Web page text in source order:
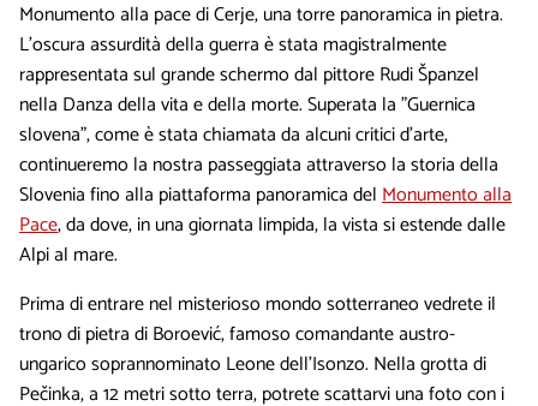
Monumento alla pace di Cerje, una torre panoramica in pietra.
L'oscura assurdità della guerra è stata magistralmente
rappresentata sul grande schermo dal pittore Rudi Španzel
nella Danza della vita e della morte. Superata la "Guernica
slovena", come è stata chiamata da alcuni critici d'arte,
continueremo la nostra passeggiata attraverso la storia della
Slovenia fino alla piattaforma panoramica delMonumento alla
Pace, da dove, in una giornata limpida, la vista si estende dalle
Alpi al mare.
Prima di entrare nel misterioso mondo sotterraneo vedrete il
trono di pietra di Boroević, famoso comandante austro-
ungarico soprannominato Leone dell'Isonzo. Nella grotta di
Pečinka, a 12 metri sotto terra, potrete scattarvi una foto con i